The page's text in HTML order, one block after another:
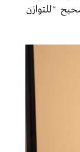
"للتوازن